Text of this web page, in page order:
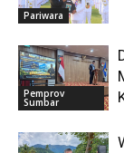
Pariwara
Pemprov
Sumbar